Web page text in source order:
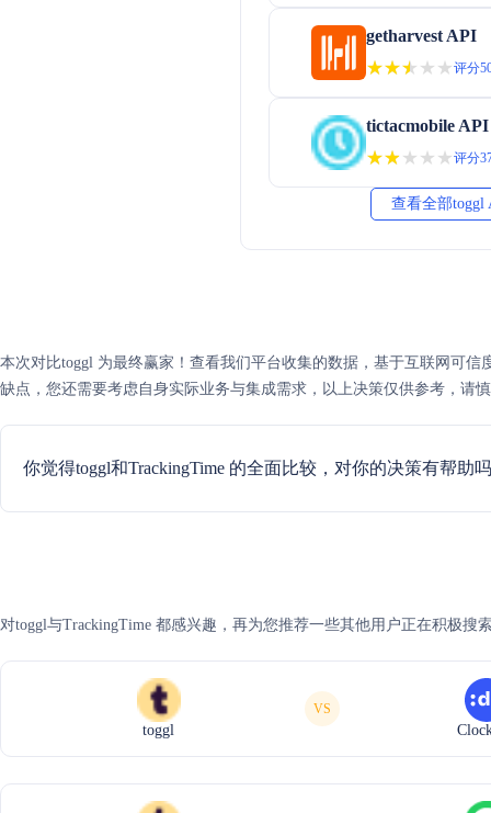
getharvest API
★★★★★
★★★★★评分
tictacmobile API
★★★★★
★★★★★评分
查看全部toggl
本次对比toggl 为最终赢家！查看我们平台收集的数据，基于互联网可信
缺点，您还需要考虑自身实际业务与集成需求，以上决策仅供参考，请
你觉得toggl和TrackingTime 的全面比较，对你的决策有帮助
对toggl与TrackingTime 都感兴趣，再为您推荐一些其他用户正在积极搜
toggl
VS